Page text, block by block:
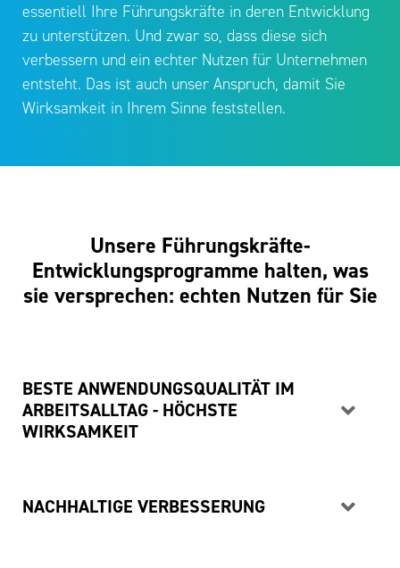
essentiell Ihre Führungskräfte in deren Entwicklung
zu unterstützen. Und zwar so, dass diese sich
verbessern und ein echter Nutzen für Unternehmen
entsteht. Das ist auch unser Anspruch, damit Sie
Wirksamkeit in Ihrem Sinne feststellen.
Unsere Führungskräfte-
Entwicklungsprogramme halten, was
sie versprechen: echten Nutzen für Sie
BESTE ANWENDUNGSQUALITÄT IM
ARBEITSALLTAG - HÖCHSTE
WIRKSAMKEIT
NACHHALTIGE VERBESSERUNG